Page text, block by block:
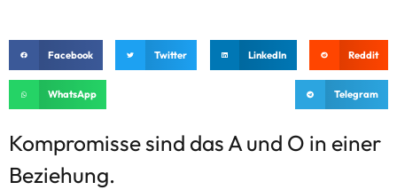
Facebook Twitter LinkedIn Reddit
WhatsApp Telegram
Kompromisse sind das A und O in einer
Beziehung.